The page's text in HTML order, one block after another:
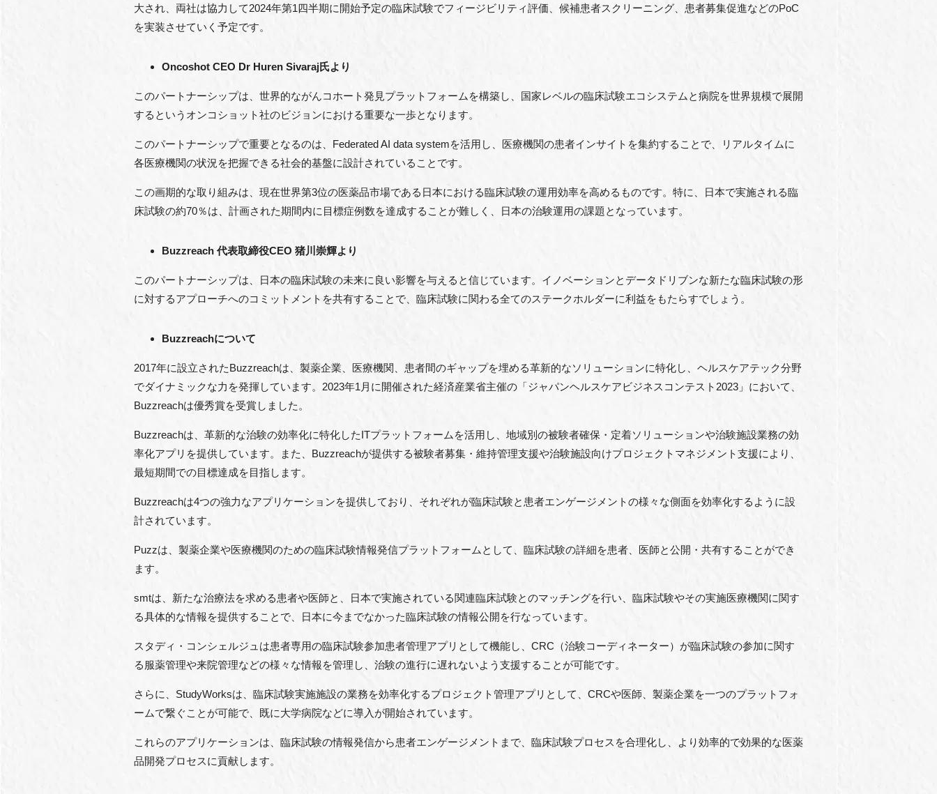
大され、両社は協力して2024年第1四半期に開始予定の臨床試験でフィージビリティ評価、候補患者スクリーニング、患者募集促進などのPoC
を実装させていく予定です。
Oncoshot CEO Dr Huren Sivaraj氏より
このパートナーシップは、世界的ながんコホート発見プラットフォームを構築し、国家レベルの臨床試験エコシステムと病院を世界規模で展開
するというオンコショット社のビジョンにおける重要な一歩となります。
このパートナーシップで重要となるのは、Federated AI data systemを活用し、医療機関の患者インサイトを集約することで、リアルタイムに
各医療機関の状況を把握できる社会的基盤に設計されていることです。
この画期的な取り組みは、現在世界第3位の医薬品市場である日本における臨床試験の運用効率を高めるものです。特に、日本で実施される臨
床試験の約70％は、計画された期間内に目標症例数を達成することが難しく、日本の治験運用の課題となっています。
Buzzreach 代表取締役CEO 猪川崇輝より
このパートナーシップは、日本の臨床試験の未来に良い影響を与えると信じています。イノベーションとデータドリブンな新たな臨床試験の形
に対するアプローチへのコミットメントを共有することで、臨床試験に関わる全てのステークホルダーに利益をもたらすでしょう。
Buzzreachについて
2017年に設立されたBuzzreachは、製薬企業、医療機関、患者間のギャップを埋める革新的なソリューションに特化し、ヘルスケアテック分野
でダイナミックな力を発揮しています。2023年1月に開催された経済産業省主催の「ジャパンヘルスケアビジネスコンテスト2023」において、
Buzzreachは優秀賞を受賞しました。
Buzzreachは、革新的な治験の効率化に特化したITプラットフォームを活用し、地域別の被験者確保・定着ソリューションや治験施設業務の効
率化アプリを提供しています。また、Buzzreachが提供する被験者募集・維持管理支援や治験施設向けプロジェクトマネジメント支援により、
最短期間での目標達成を目指します。
Buzzreachは4つの強力なアプリケーションを提供しており、それぞれが臨床試験と患者エンゲージメントの様々な側面を効率化するように設
計されています。
Puzzは、製薬企業や医療機関のための臨床試験情報発信プラットフォームとして、臨床試験の詳細を患者、医師と公開・共有することができ
ます。
smtは、新たな治療法を求める患者や医師と、日本で実施されている関連臨床試験とのマッチングを行い、臨床試験やその実施医療機関に関す
る具体的な情報を提供することで、日本に今までなかった臨床試験の情報公開を行なっています。
スタディ・コンシェルジュは患者専用の臨床試験参加患者管理アプリとして機能し、CRC（治験コーディネーター）が臨床試験の参加に関す
る服薬管理や来院管理などの様々な情報を管理し、治験の進行に遅れないよう支援することが可能です。
さらに、StudyWorksは、臨床試験実施施設の業務を効率化するプロジェクト管理アプリとして、CRCや医師、製薬企業を一つのプラットフォ
ームで繋ぐことが可能で、既に大学病院などに導入が開始されています。
これらのアプリケーションは、臨床試験の情報発信から患者エンゲージメントまで、臨床試験プロセスを合理化し、より効率的で効果的な医薬
品開発プロセスに貢献します。